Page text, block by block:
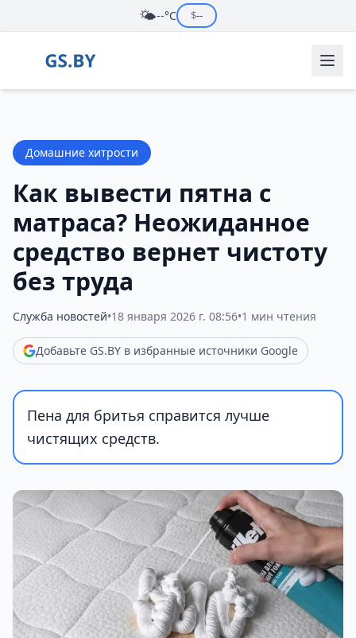
🌤️--°C $--
Домашние хитрости
Как вывести пятна с
матраса? Неожиданное
средство вернет чистоту
без труда
Служба новостей•18 января 2026 г. 08:56•1 мин чтения
Добавьте GS.BY в избранные источники Google
Пена для бритья справится лучше
чистящих средств.